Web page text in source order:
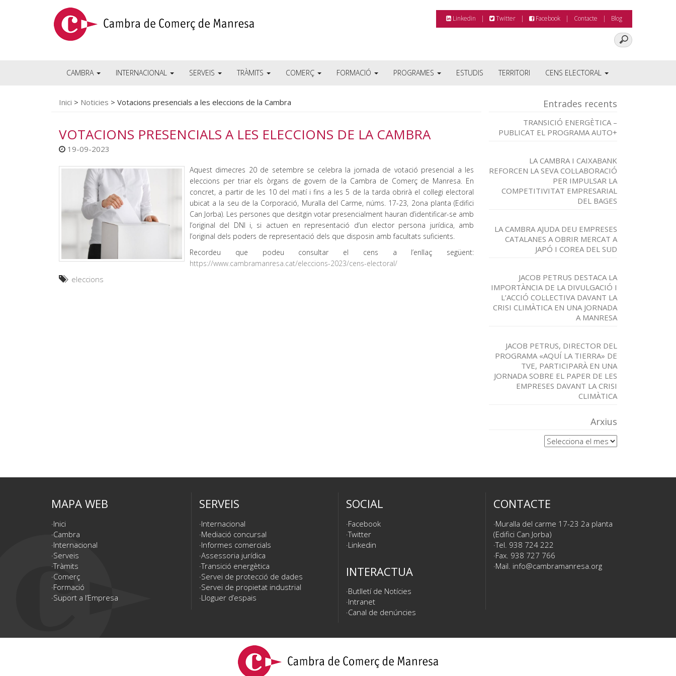
Linkedin Twitter Facebook Contacte Blog
CAMBRA INTERNACIONAL SERVEIS TRÀMITS COMERÇ FORMACIÓ PROGRAMES ESTUDIS TERRITORI CENS ELECTORAL
Inici > Noticies > Votacions presencials a les eleccions de la Cambra
VOTACIONS PRESENCIALS A LES ELECCIONS DE LA CAMBRA
19-09-2023
Aquest dimecres 20 de setembre se celebra la jornada de votació presencial a les
eleccions per triar els òrgans de govern de la Cambra de Comerç de Manresa. En
concret, a partir de les 10 del matí i fins a les 5 de la tarda obrirà el col·legi electoral
ubicat a la seu de la Corporació, Muralla del Carme, núms. 17-23, 2ona planta (Edifici
Can Jorba). Les persones que desitgin votar presencialment hauran d’identificar-se amb
l’original del DNI i, si actuen en representació d’un elector persona jurídica, amb
l’original dels poders de representació dels que disposin amb facultats suficients.
Recordeu que podeu consultar el cens a l’enllaç següent:
https://www.cambramanresa.cat/eleccions-2023/cens-electoral/
eleccions
Entrades recents
TRANSICIÓ ENERGÈTICA –
PUBLICAT EL PROGRAMA AUTO+
LA CAMBRA I CAIXABANK
REFORCEN LA SEVA COL·LABORACIÓ
PER IMPULSAR LA
COMPETITIVITAT EMPRESARIAL
DEL BAGES
LA CAMBRA AJUDA DEU EMPRESES
CATALANES A OBRIR MERCAT A
JAPÓ I COREA DEL SUD
JACOB PETRUS DESTACA LA
IMPORTÀNCIA DE LA DIVULGACIÓ I
L’ACCIÓ COL·LECTIVA DAVANT LA
CRISI CLIMÀTICA EN UNA JORNADA
A MANRESA
JACOB PETRUS, DIRECTOR DEL
PROGRAMA «AQUÍ LA TIERRA» DE
TVE, PARTICIPARÀ EN UNA
JORNADA SOBRE EL PAPER DE LES
EMPRESES DAVANT LA CRISI
CLIMÀTICA
Arxius
Arxius
MAPA WEB
Inici
Cambra
Internacional
Serveis
Tràmits
Comerç
Formació
Suport a l’Empresa
SERVEIS
Internacional
Mediació concursal
Informes comercials
Assessoria jurídica
Transició energètica
Servei de protecció de dades
Servei de propietat industrial
Lloguer d’espais
SOCIAL
Facebook
Twitter
Linkedin
INTERACTUA
Butlletí de Notícies
Intranet
Canal de denúncies
CONTACTE
Muralla del carme 17-23 2a planta
(Edifici Can Jorba)
Tel. 938 724 222
Fax. 938 727 766
Mail. info@cambramanresa.org